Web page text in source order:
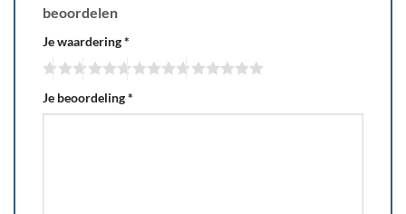
beoordelen
Je waardering*
Je beoordeling*